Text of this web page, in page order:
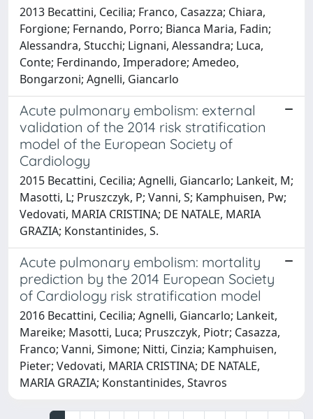
2013 Becattini, Cecilia; Franco, Casazza; Chiara,
Forgione; Fernando, Porro; Bianca Maria, Fadin;
Alessandra, Stucchi; Lignani, Alessandra; Luca,
Conte; Ferdinando, Imperadore; Amedeo,
Bongarzoni; Agnelli, Giancarlo
Acute pulmonary embolism: external
validation of the 2014 risk stratification
model of the European Society of
Cardiology
2015 Becattini, Cecilia; Agnelli, Giancarlo; Lankeit, M;
Masotti, L; Pruszczyk, P; Vanni, S; Kamphuisen, Pw;
Vedovati, MARIA CRISTINA; DE NATALE, MARIA
GRAZIA; Konstantinides, S.
Acute pulmonary embolism: mortality
prediction by the 2014 European Society
of Cardiology risk stratification model
2016 Becattini, Cecilia; Agnelli, Giancarlo; Lankeit,
Mareike; Masotti, Luca; Pruszczyk, Piotr; Casazza,
Franco; Vanni, Simone; Nitti, Cinzia; Kamphuisen,
Pieter; Vedovati, MARIA CRISTINA; DE NATALE,
MARIA GRAZIA; Konstantinides, Stavros